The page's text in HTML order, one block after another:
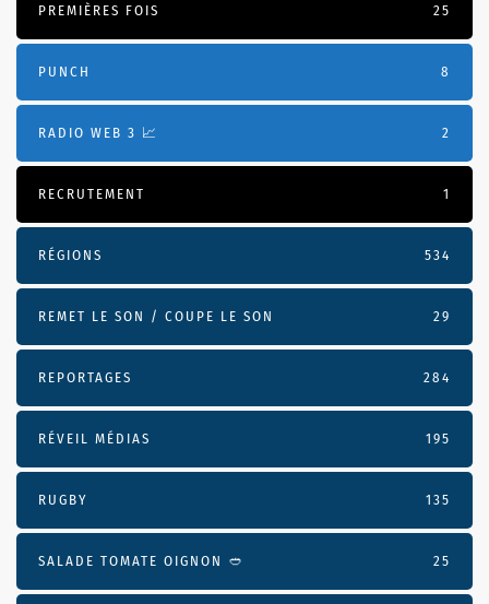
PREMIÈRES FOIS 25
PUNCH 8
RADIO WEB 3 📈 2
RECRUTEMENT 1
RÉGIONS 534
REMET LE SON / COUPE LE SON 29
REPORTAGES 284
RÉVEIL MÉDIAS 195
RUGBY 135
SALADE TOMATE OIGNON 🥙 25